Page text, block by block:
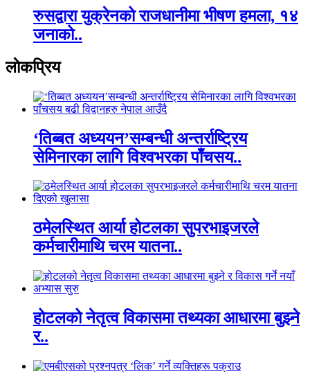
रुसद्वारा युक्रेनको राजधानीमा भीषण हमला, १४
जनाको..
लाेकप्रिय
‘तिब्बत अध्ययन’सम्बन्धी अन्तर्राष्ट्रिय
सेमिनारका लागि विश्वभरका पाँचसय..
ठमेलस्थित आर्या होटलका सुपरभाइजरले
कर्मचारीमाथि चरम यातना..
होटलको नेतृत्व विकासमा तथ्यका आधारमा बुझ्ने
र..